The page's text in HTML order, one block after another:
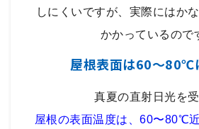
しにくいですが、実際にはか
かかっているので
屋根表面は60〜80℃
真夏の直射日光を
屋根の表面温度は、60〜80℃